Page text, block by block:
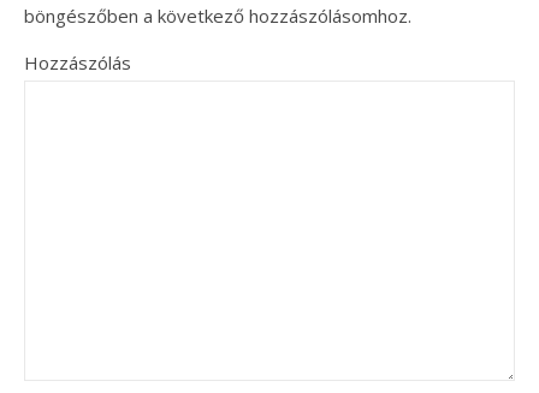
böngészőben a következő hozzászólásomhoz.
Hozzászólás